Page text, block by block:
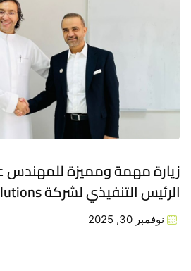
زيارة مهمة ومميزة
الرئيس التنفيذي لشركة Ascend Solutions
نوفمبر 30, 2025